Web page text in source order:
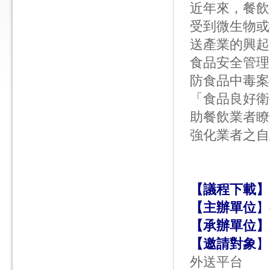
近年來，餐
受到微生物
送產業的興
食品安全管
防食品中毒
「食品良好
助餐飲業者
強化業者之
【議程下載】
【主辦單位】
【承辦單位】
【邀請對象】
外送平台